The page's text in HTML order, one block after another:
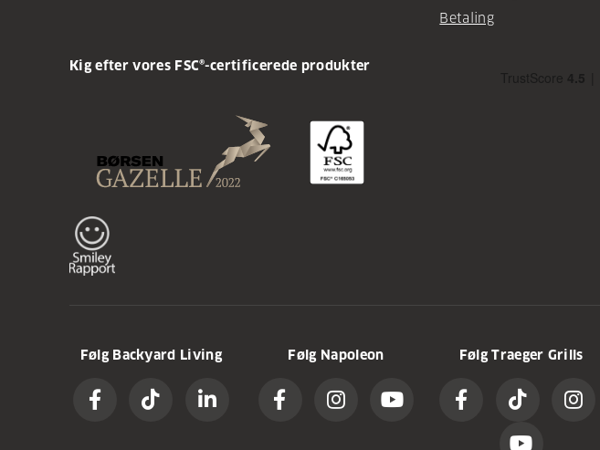
Betaling
Kig efter vores FSC®-certificerede produkter
Følg Backyard Living Følg Napoleon Følg Traeger Grills